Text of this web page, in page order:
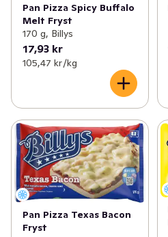
Pan Pizza Spicy Buffalo
Melt Fryst
170 g, Billys
17,93 kr
105,47 kr /kg
Pan Pizza Texas Bacon
Fryst